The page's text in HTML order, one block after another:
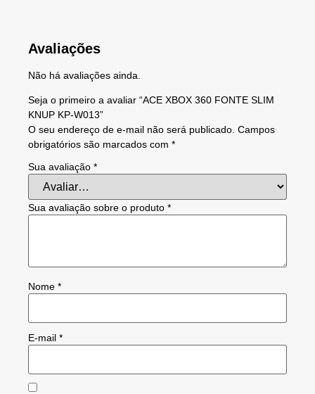
Avaliações
Não há avaliações ainda.
Seja o primeiro a avaliar “ACE XBOX 360 FONTE SLIM
KNUP KP-W013”
O seu endereço de e-mail não será publicado. Campos
obrigatórios são marcados com *
Sua avaliação *
Sua avaliação sobre o produto *
Nome *
E-mail *